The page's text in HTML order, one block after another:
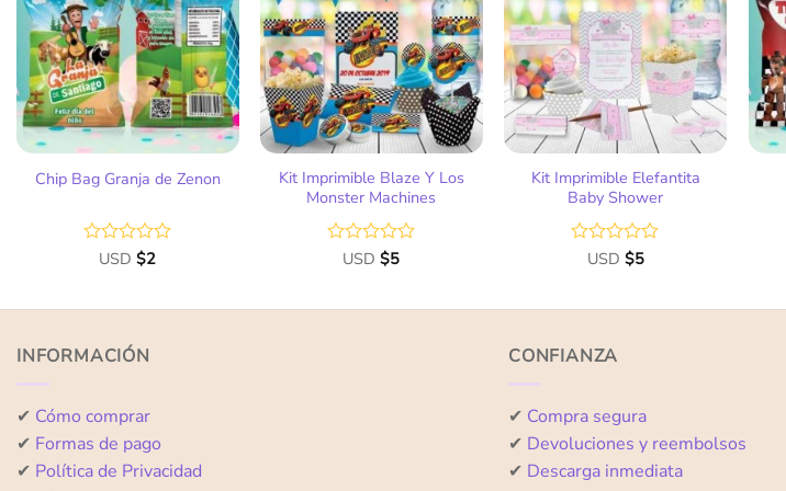
a la
lista
de
deseos
Chip Bag Granja de Zenon
Valorado
de
USD$2
a la
lista
de
deseos
Kit Imprimible Blaze Y Los
Monster Machines
Valorado
de
USD$5
a la
lista
de
deseos
Kit Imprimible Elefantita
Baby Shower
Valorado
de
USD $5
INFORMACIÓN
✔ Cómo comprar
✔ Formas de pago
✔ Política de Privacidad
CONFIANZA
✔ Compra segura
✔ Devoluciones y reembolsos
✔ Descarga inmediata